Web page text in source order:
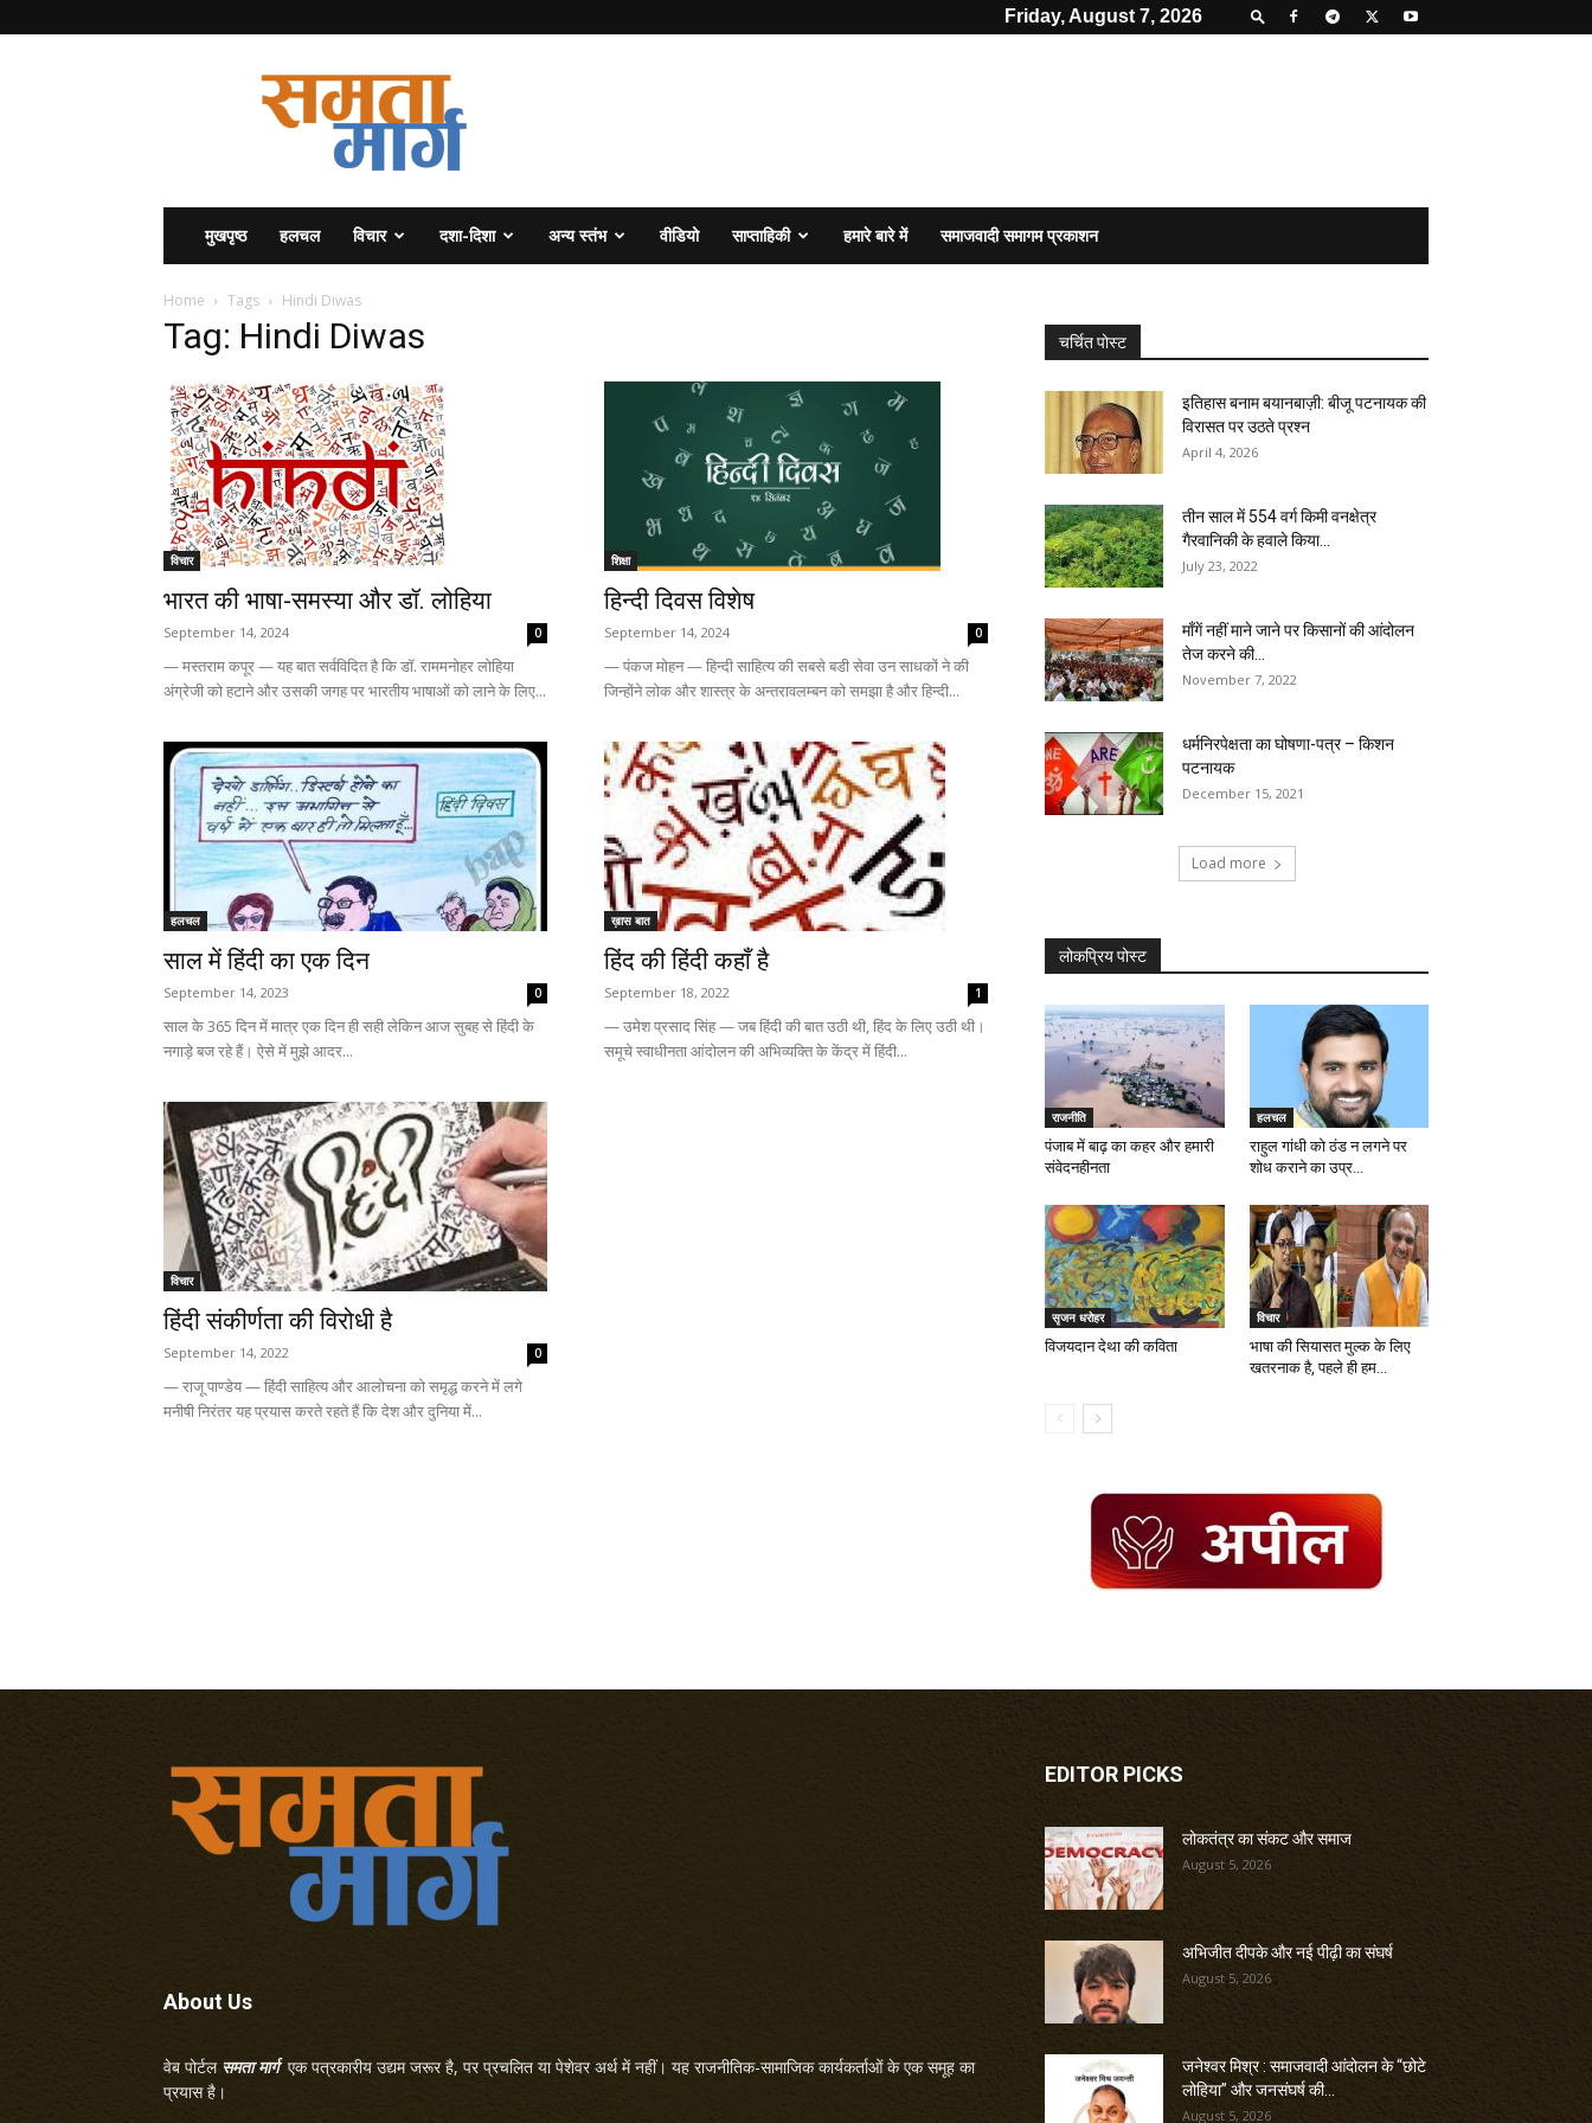
Friday, August 7, 2026
मुखपृष्ठ हलचल विचार दशा-दिशा अन्य स्तंभ वीडियो साप्ताहिकी हमारे बारे में समाजवादी समागम प्रकाशन
Home Tags Hindi Diwas
Tag: Hindi Diwas
विचार
भारत की भाषा-समस्या और डॉ. लोहिया
September 14, 2024 0
— मस्तराम कपूर — यह बात सर्वविदित है कि डॉ. राममनोहर लोहिया
अंग्रेजी को हटाने और उसकी जगह पर भारतीय भाषाओं को लाने के लिए...
शिक्षा
हिन्दी दिवस विशेष
September 14, 2024 0
— पंकज मोहन — हिन्दी साहित्य की सबसे बडी सेवा उन साधकों ने की
जिन्होंने लोक और शास्त्र के अन्तरावलम्बन को समझा है और हिन्दी...
हलचल
साल में हिंदी का एक दिन
September 14, 2023 0
साल के 365 दिन में मात्र एक दिन ही सही लेकिन आज सुबह से हिंदी के
नगाड़े बज रहे हैं। ऐसे में मुझे आदर...
ख़ास बात
हिंद की हिंदी कहाँ है
September 18, 2022 1
— उमेश प्रसाद सिंह — जब हिंदी की बात उठी थी, हिंद के लिए उठी थी।
समूचे स्वाधीनता आंदोलन की अभिव्यक्ति के केंद्र में हिंदी...
विचार
हिंदी संकीर्णता की विरोधी है
September 14, 2022 0
— राजू पाण्डेय — हिंदी साहित्य और आलोचना को समृद्ध करने में लगे
मनीषी निरंतर यह प्रयास करते रहते हैं कि देश और दुनिया में...
चर्चित पोस्ट
इतिहास बनाम बयानबाज़ी: बीजू पटनायक की
विरासत पर उठते प्रश्न
April 4, 2026
तीन साल में 554 वर्ग किमी वनक्षेत्र
गैरवानिकी के हवाले किया...
July 23, 2022
माँगें नहीं माने जाने पर किसानों की आंदोलन
तेज करने की...
November 7, 2022
धर्मनिरपेक्षता का घोषणा-पत्र – किशन
पटनायक
December 15, 2021
Load more
लोकप्रिय पोस्ट
राजनीति
पंजाब में बाढ़ का कहर और हमारी
संवेदनहीनता
हलचल
राहुल गांधी को ठंड न लगने पर
शोध कराने का उप्र...
सृजन धरोहर
विजयदान देथा की कविता
विचार
भाषा की सियासत मुल्क के लिए
खतरनाक है, पहले ही हम...
About Us
वेब पोर्टल समता मार्गएक पत्रकारीय उद्यम जरूर है, पर प्रचलित या पेशेवर अर्थ में नहीं। यह राजनीतिक-सामाजिक कार्यकर्ताओं के एक समूह का
प्रयास है।
EDITOR PICKS
लोकतंत्र का संकट और समाज
August 5, 2026
अभिजीत दीपके और नई पीढ़ी का संघर्ष
August 5, 2026
जनेश्वर मिश्र : समाजवादी आंदोलन के “छोटे
लोहिया” और जनसंघर्ष की...
August 5, 2026